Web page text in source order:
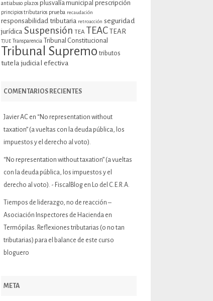
antiabuso plazos plusvalía municipal prescripción
principios tributarios prueba recaudación
responsabilidad tributaria retroacción seguridad
jurídica Suspensión TEA TEAC TEAR
TJUE Transparencia Tribunal Constitucional
Tribunal Supremo tributos
tutela judicial efectiva
COMENTARIOS RECIENTES
Javier AC en “No representation without
taxation” (a vueltas con la deuda pública, los
impuestos y el derecho al voto).
“No representation without taxation” (a vueltas
con la deuda pública, los impuestos y el
derecho al voto). - FiscalBlogen Lo del C.E.R.A.
Tiempos de liderazgo, no de reacción –
Asociación Inspectores de Haciendaen
Termópilas. Reflexiones tributarias (o no tan
tributarias) para el balance de este curso
bloguero
META